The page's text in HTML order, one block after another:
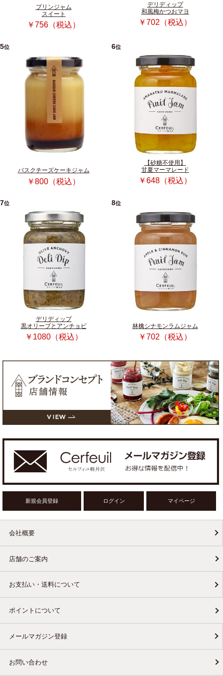
プリンジャム
スイート
￥756（税込）
デリディップ
和風梅かつおマヨ
￥702（税込）
5位
バスクチーズケーキジャム
￥800（税込）
6位
【砂糖不使用】
甘夏マーマレード
￥648（税込）
7位
デリディップ
黒オリーブとアンチョビ
￥1080（税込）
8位
林檎シナモンラムジャム
￥702（税込）
新規会員登録 ログイン マイページ
会社概要
店舗のご案内
お支払い・送料について
ポイントについて
メールマガジン登録
お問い合わせ